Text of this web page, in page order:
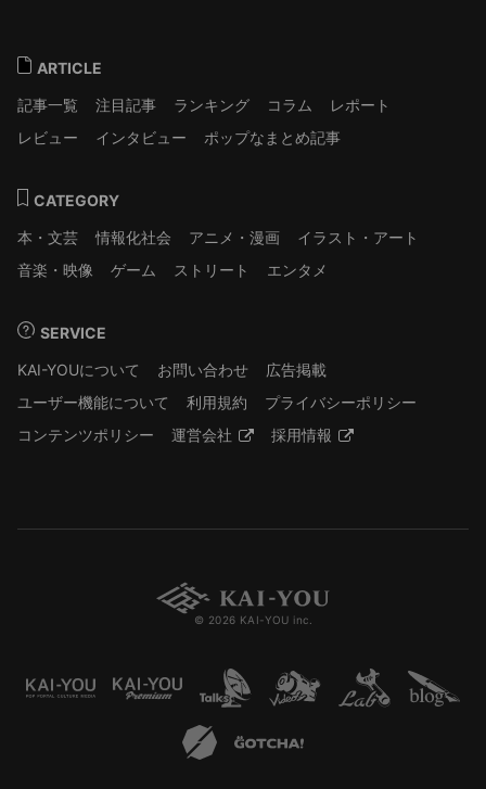
ARTICLE
記事一覧
注目記事 ランキング コラム
レポート
レビュー
インタビュー ポップなまとめ記事
CATEGORY
本・文芸
情報化社会 アニメ・漫画
イラスト・アート
音楽・映像
ゲーム ストリート エンタメ
SERVICE
KAI-YOUについて
お問い合わせ
広告掲載
ユーザー機能について
利用規約
プライバシーポリシー
コンテンツポリシー
運営会社 採用情報
© 2026 KAI-YOU inc.